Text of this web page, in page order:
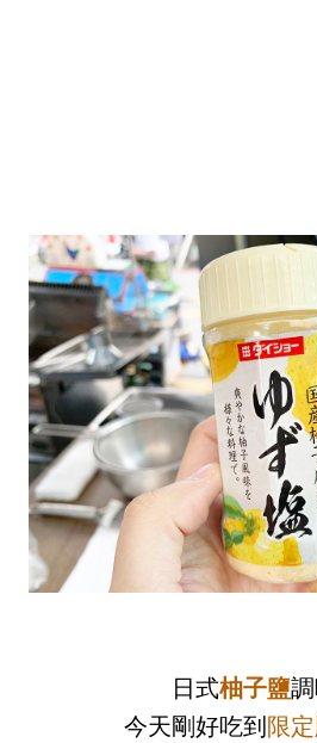
日式柚子鹽
今天剛好吃到限